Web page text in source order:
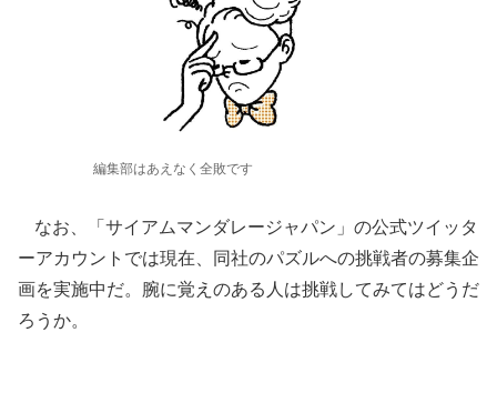
編集部はあえなく全敗です
なお、「サイアムマンダレージャパン」の公式ツイッタ
ーアカウントでは現在、同社のパズルへの挑戦者の募集企
画を実施中だ。腕に覚えのある人は挑戦してみてはどうだ
ろうか。